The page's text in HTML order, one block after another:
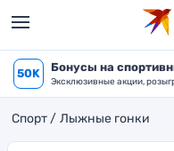
50K Бонусы на
Эксклюзивные акции,
Спорт Лыжные гонки